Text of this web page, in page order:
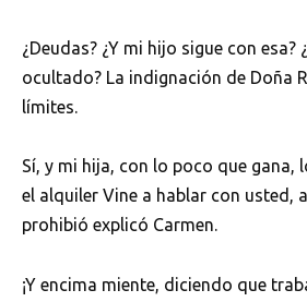
¿Deudas? ¿Y mi hijo sigue con esa?
ocultado? La indignación de Doña
límites.
Sí, y mi hija, con lo poco que gana,
el alquiler Vine a hablar con usted,
prohibió explicó Carmen.
¡Y encima miente, diciendo que